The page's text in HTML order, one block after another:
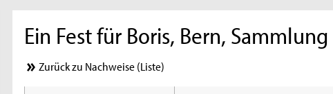
Ein Fest für Boris, Bern,
Zurück zu Nachweise (Liste)